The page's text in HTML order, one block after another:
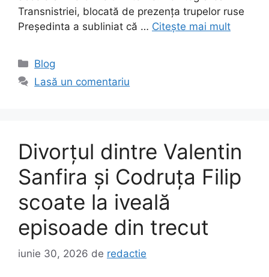
Transnistriei, blocată de prezența trupelor ruse
Președinta a subliniat că … Citește mai mult
Categorii
Blog
Lasă un comentariu
Divorțul dintre Valentin
Sanfira și Codruța Filip
scoate la iveală
episoade din trecut
iunie 30, 2026 de redactie